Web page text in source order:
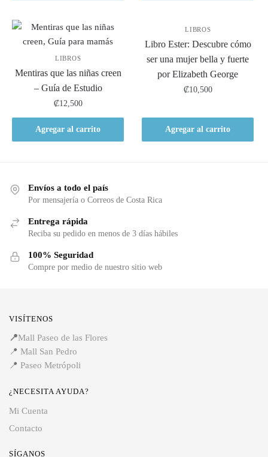
LIBROS
Mentiras que las niñas creen
– Guía de Estudio
₡12,500
Agregar al carrito
LIBROS
Libro Ester: Descubre cómo
ser una mujer bella y fuerte
por Elizabeth George
₡10,500
Agregar al carrito
Envíos a todo el país
Por mensajería o Correos de Costa Rica
Entrega rápida
Reciba su pedido en menos de 3 días hábiles
100% Seguridad
Compre por medio de nuestro sitio web
VISÍTENOS
📍Mall Paseo de las Flores
📍 Mall San Pedro
📍 Paseo Metrópoli
¿NECESITA AYUDA?
Mi Cuenta
Contacto
SÍGANOS